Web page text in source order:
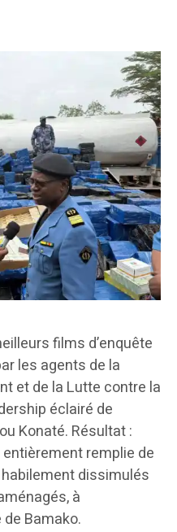
films d’enquête
les agents de la
et de la Lutte contre la
éclairé de
Konaté. Résultat :
entièrement remplie de
dissimulés
à
Bamako.